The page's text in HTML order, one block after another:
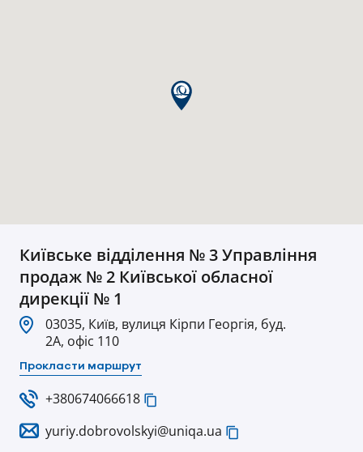
Київське вiддiлення № 3 Управлiння
продаж № 2 Київської обласної
дирекцiї № 1
03035, Київ, вулиця Кірпи Георгія, буд.
2А, офіс 110
Прокласти маршрут
+380674066618
yuriy.dobrovolskyi@uniqa.ua